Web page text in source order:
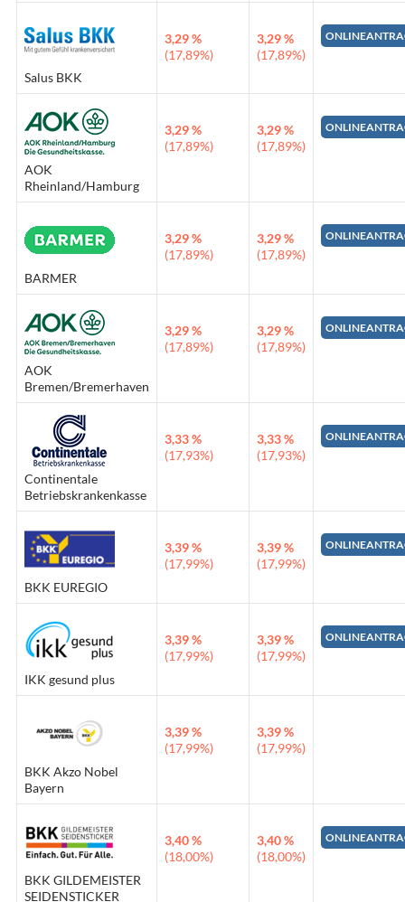
Salus BKK
3,29 %
(17,89%)
3,29 %
(17,89%)
AOK
Rheinland/Hamburg
3,29 %
(17,89%)
3,29 %
(17,89%)
BARMER
3,29 %
(17,89%)
3,29 %
(17,89%)
AOK
Bremen/Bremerhaven
3,29 %
(17,89%)
3,29 %
(17,89%)
Continentale
Betriebskrankenkasse
3,33 %
(17,93%)
3,33 %
(17,93%)
BKK EUREGIO
3,39 %
(17,99%)
3,39 %
(17,99%)
IKK gesund plus
3,39 %
(17,99%)
3,39 %
(17,99%)
BKK Akzo Nobel
Bayern
3,39 %
(17,99%)
3,39 %
(17,99%)
BKK GILDEMEISTER
SEIDENSTICKER
3,40 %
(18,00%)
3,40 %
(18,00%)